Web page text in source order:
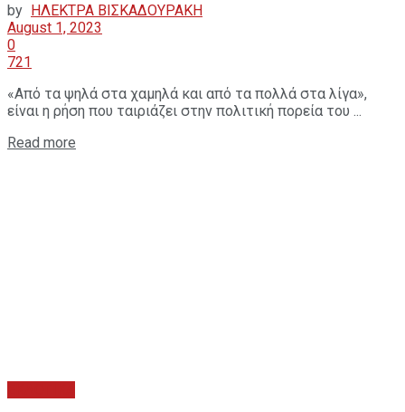
by ΗΛΕΚΤΡΑ ΒΙΣΚΑΔΟΥΡΑΚΗ
August 1, 2023
0
721
«Από τα ψηλά στα χαμηλά και από τα πολλά στα λίγα»,
είναι η ρήση που ταιριάζει στην πολιτική πορεία του ...
Read more